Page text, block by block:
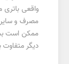
واقعی
مصرف و
ممکن است
دیگر متفاوت